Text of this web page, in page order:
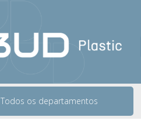
Todos os departamentos